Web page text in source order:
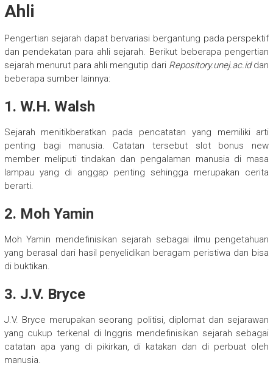
Ahli
Pengertian sejarah dapat bervariasi bergantung pada perspektif
dan pendekatan para ahli sejarah. Berikut beberapa pengertian
sejarah menurut para ahli mengutip dari Repository.unej.ac.iddan
beberapa sumber lainnya:
1. W.H. Walsh
Sejarah menitikberatkan pada pencatatan yang memiliki arti
penting bagi manusia. Catatan tersebut slot bonus new
membermeliputi tindakan dan pengalaman manusia di masa
lampau yang di anggap penting sehingga merupakan cerita
berarti.
2. Moh Yamin
Moh Yamin mendefinisikan sejarah sebagai ilmu pengetahuan
yang berasal dari hasil penyelidikan beragam peristiwa dan bisa
di buktikan.
3. J.V. Bryce
J.V. Bryce merupakan seorang politisi, diplomat dan sejarawan
yang cukup terkenal di Inggris mendefinisikan sejarah sebagai
catatan apa yang di pikirkan, di katakan dan di perbuat oleh
manusia.